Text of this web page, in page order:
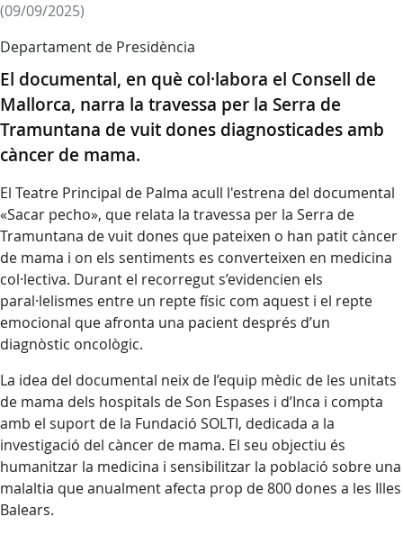
(09/09/2025)
Departament de Presidència
El documental, en què col·labora el Consell de
Mallorca, narra la travessa per la Serra de
Tramuntana de vuit dones diagnosticades amb
càncer de mama.
El Teatre Principal de Palma acull l'estrena del documental
«Sacar pecho», que relata la travessa per la Serra de
Tramuntana de vuit dones que pateixen o han patit càncer
de mama i on els sentiments es converteixen en medicina
col·lectiva. Durant el recorregut s’evidencien els
paral·lelismes entre un repte físic com aquest i el repte
emocional que afronta una pacient després d’un
diagnòstic oncològic.
La idea del documental neix de l’equip mèdic de les unitats
de mama dels hospitals de Son Espases i d’Inca i compta
amb el suport de la Fundació SOLTI, dedicada a la
investigació del càncer de mama. El seu objectiu és
humanitzar la medicina i sensibilitzar la població sobre una
malaltia que anualment afecta prop de 800 dones a les Illes
Balears.